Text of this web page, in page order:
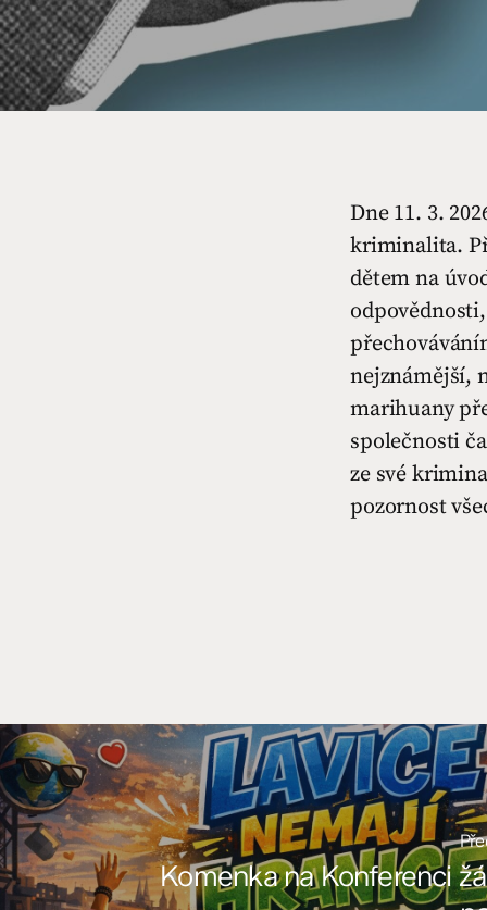
Dne 11. 3.
kriminalita.
dětem na
nejznámější,
marihuany
společnosti
ze své
pozornost
Komenka na Konferenci